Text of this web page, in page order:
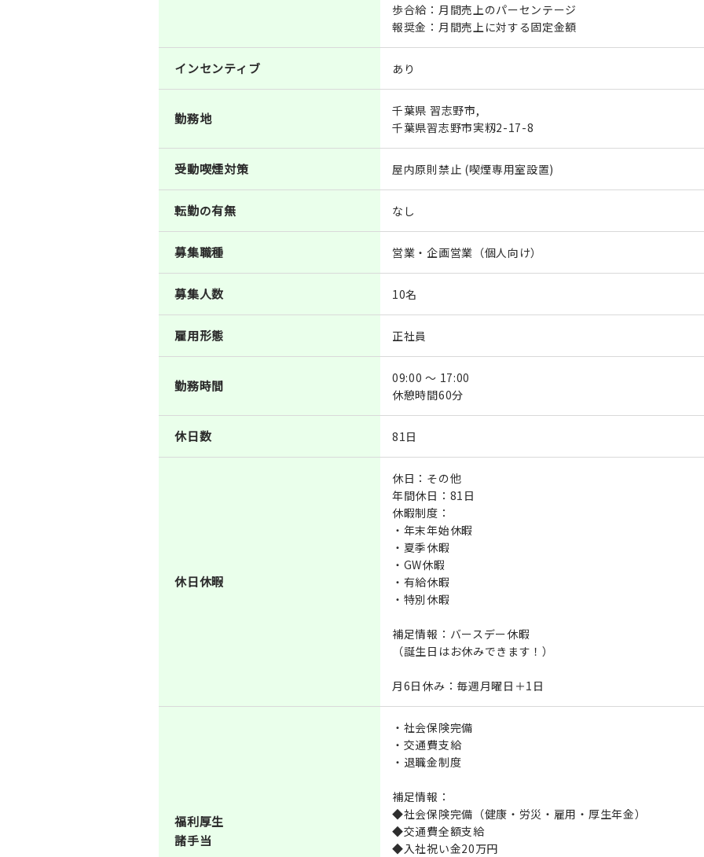
歩合給：月間売上のパーセンテージ
報奨金：月間売上に対する固定金額
インセンティブ あり
勤務地
千葉県 習志野市,
千葉県習志野市実籾2-17-8
受動喫煙対策 屋内原則禁止 (喫煙専用室設置)
転勤の有無 なし
募集職種 営業・企画営業（個人向け）
募集人数 10名
雇用形態 正社員
勤務時間
09:00 ～ 17:00
休憩時間60分
休日数 81日
休日休暇
休日：その他
年間休日：81日
休暇制度：
・年末年始休暇
・夏季休暇
・GW休暇
・有給休暇
・特別休暇
補足情報：バースデー休暇
（誕生日はお休みできます！）
月6日休み：毎週月曜日＋1日
福利厚生
諸手当
・社会保険完備
・交通費支給
・退職金制度
補足情報：
◆社会保険完備（健康・労災・雇用・厚生年金）
◆交通費全額支給
◆入社祝い金20万円